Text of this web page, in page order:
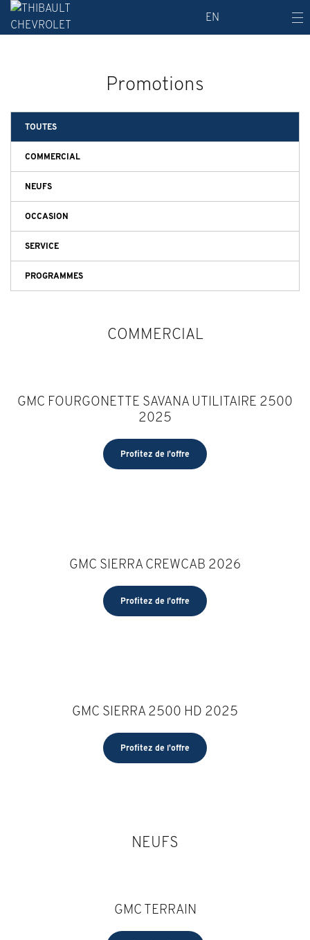
EN
Promotions
TOUTES
COMMERCIAL
NEUFS
OCCASION
SERVICE
PROGRAMMES
COMMERCIAL
GMC FOURGONETTE SAVANA UTILITAIRE 2500
2025
Profitez de l'offre
GMC SIERRA CREWCAB 2026
Profitez de l'offre
GMC SIERRA 2500 HD 2025
Profitez de l'offre
NEUFS
GMC TERRAIN